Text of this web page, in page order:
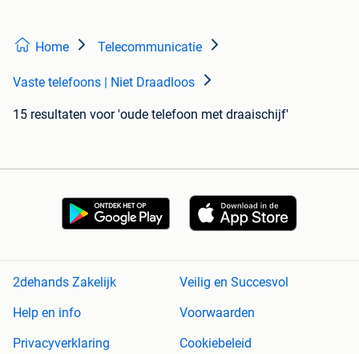
Home Telecommunicatie
Vaste telefoons | Niet Draadloos
15 resultaten voor 'oude telefoon met draaischijf'
2dehands Zakelijk
Veilig en Succesvol
Help en info
Voorwaarden
Privacyverklaring
Cookiebeleid